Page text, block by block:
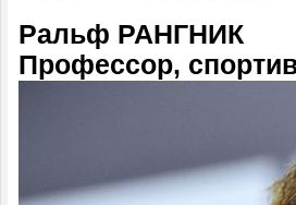
Ральф РАНГНИК
Профессор,